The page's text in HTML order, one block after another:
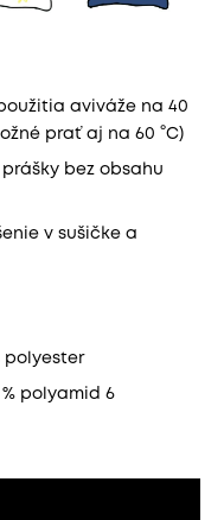
aviváže na 40
prať aj na 60 °C)
bez obsahu
v sušičke a
polyester
polyamid 6